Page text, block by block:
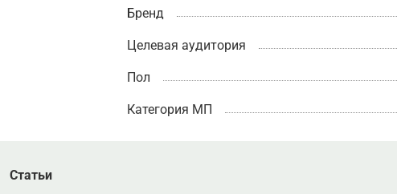
Бренд
Целевая аудитория
Пол
Категория МП
Статьи